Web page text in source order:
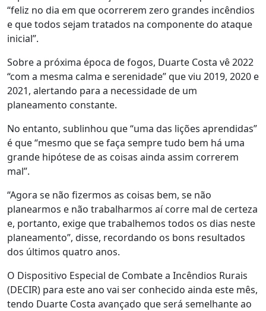
“feliz no dia em que ocorrerem zero grandes incêndios
e que todos sejam tratados na componente do ataque
inicial”.
Sobre a próxima época de fogos, Duarte Costa vê 2022
“com a mesma calma e serenidade” que viu 2019, 2020 e
2021, alertando para a necessidade de um
planeamento constante.
No entanto, sublinhou que “uma das lições aprendidas”
é que “mesmo que se faça sempre tudo bem há uma
grande hipótese de as coisas ainda assim correrem
mal”.
“Agora se não fizermos as coisas bem, se não
planearmos e não trabalharmos aí corre mal de certeza
e, portanto, exige que trabalhemos todos os dias neste
planeamento”, disse, recordando os bons resultados
dos últimos quatro anos.
O Dispositivo Especial de Combate a Incêndios Rurais
(DECIR) para este ano vai ser conhecido ainda este mês,
tendo Duarte Costa avançado que será semelhante ao